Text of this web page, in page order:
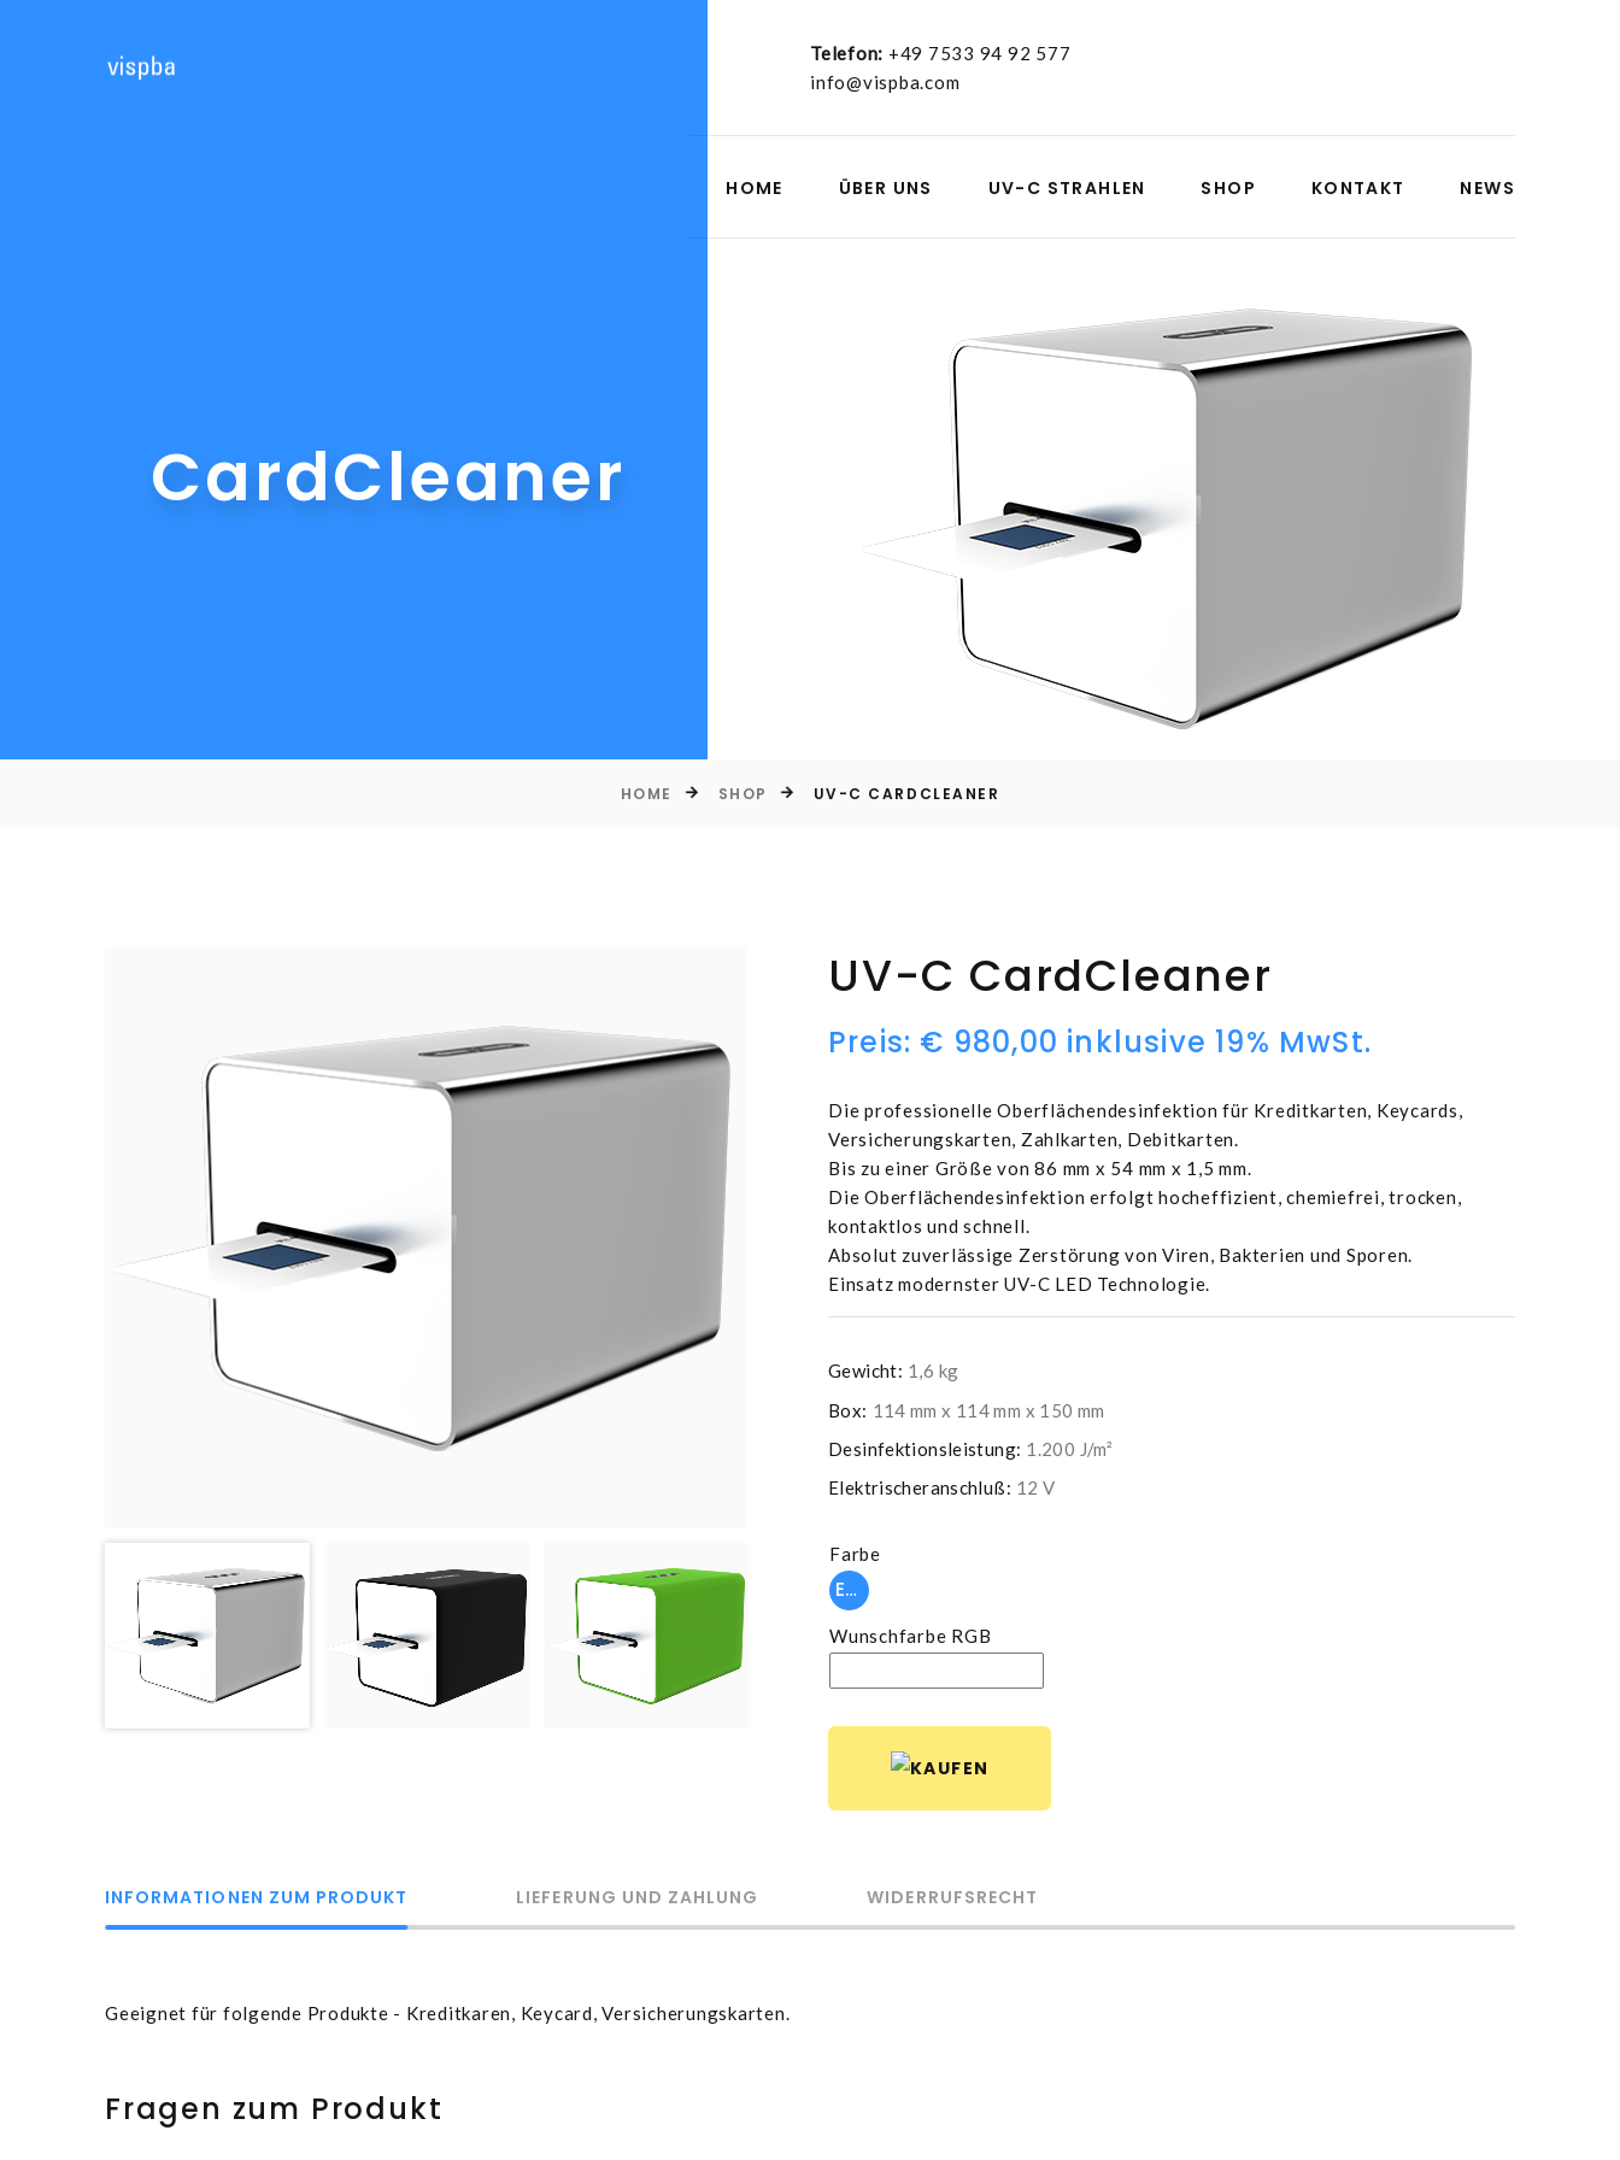
Telefon: +49 7533 94 92 577
info@vispba.com
HOME ÜBER UNS UV-C STRAHLEN SHOP KONTAKT NEWS
CardCleaner
HOME SHOP UV-C CARDCLEANER
UV-C CardCleaner
Preis: € 980,00 inklusive 19% MwSt.
Die professionelle Oberflächendesinfektion für Kreditkarten, Keycards,
Versicherungskarten, Zahlkarten, Debitkarten.
Bis zu einer Größe von 86 mm x 54 mm x 1,5 mm.
Die Oberflächendesinfektion erfolgt hocheffizient, chemiefrei, trocken,
kontaktlos und schnell.
Absolut zuverlässige Zerstörung von Viren, Bakterien und Sporen.
Einsatz modernster UV-C LED Technologie.
Gewicht: 1,6 kg
Box: 114 mm x 114 mm x 150 mm
Desinfektionsleistung: 1.200 J/m²
Elektrischeranschluß: 12 V
Farbe
Edelstahl natur € 980,00 EUR
Wunschfarbe RGB
INFORMATIONEN ZUM PRODUKT LIEFERUNG UND ZAHLUNG WIDERRUFSRECHT
Geeignet für folgende Produkte - Kreditkaren, Keycard, Versicherungskarten.
Fragen zum Produkt